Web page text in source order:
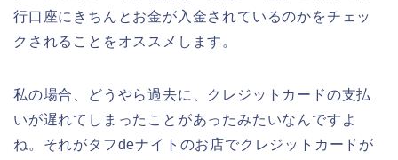
行口座にきちんとお金が入金されているのかをチェッ
クされることをオススメします。
私の場合、どうやら過去に、クレジットカードの支払
いが遅れてしまったことがあったみたいなんですよ
ね。それがタフdeナイトのお店でクレジットカードが